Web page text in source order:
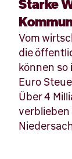
Starke
Vom
die
können so
Euro
Über 4
verblieben